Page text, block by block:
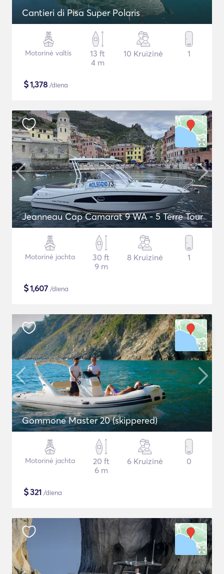
Cantieri di Pisa Super Polaris
Motorinė valtis
13 ft
4 m
10 Kruizinė 1
$1,378 /diena
Jeanneau Cap Camarat 9 WA - 5 Terre Tour
Motorinė jachta
30 ft
9 m
8 Kruizinė 1
$1,607 /diena
Gommone Master 20 (skippered)
Motorinė jachta
20 ft
6 m
6 Kruizinė 0
$321 /diena